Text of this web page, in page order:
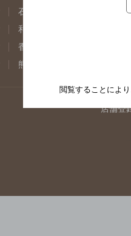
石川県のバー検索 福井
和歌山県のバー検索
香川県のバー検索
熊本県のバー検索
店舗登
閲覧することにより